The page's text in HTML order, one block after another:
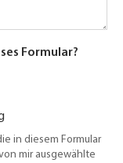
Formular?
in diesem Formular
mir ausgewählte